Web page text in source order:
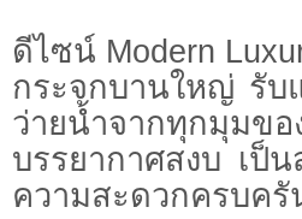
ดีไซน์ Modern
กระจกบานใหญ่ รับ
ว่ายน้ำจากทุกมุมขอ
บรรยากาศสงบ เป็
ความสะดวกครบครั